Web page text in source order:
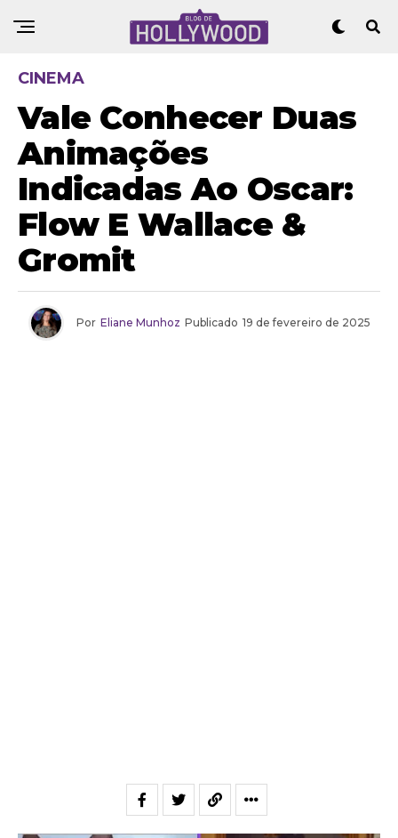
CINEMA
Vale Conhecer Duas
Animações
Indicadas Ao Oscar:
Flow E Wallace &
Gromit
Por Eliane Munhoz Publicado 19 de fevereiro de 2025